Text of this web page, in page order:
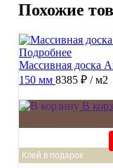
Похожие
Подробнее
Массивная доска
150 мм 8385 ₽ / м2
В
Клей в подарок